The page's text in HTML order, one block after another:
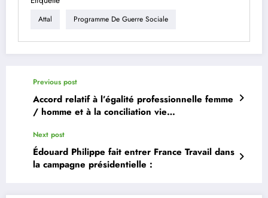
Attal Programme De Guerre Sociale
Previous post
Accord relatif à l’égalité professionnelle femme
/ homme et à la conciliation vie
France Travail.
Next post
Édouard Philippe fait entrer France Travail dans
la campagne présidentielle :